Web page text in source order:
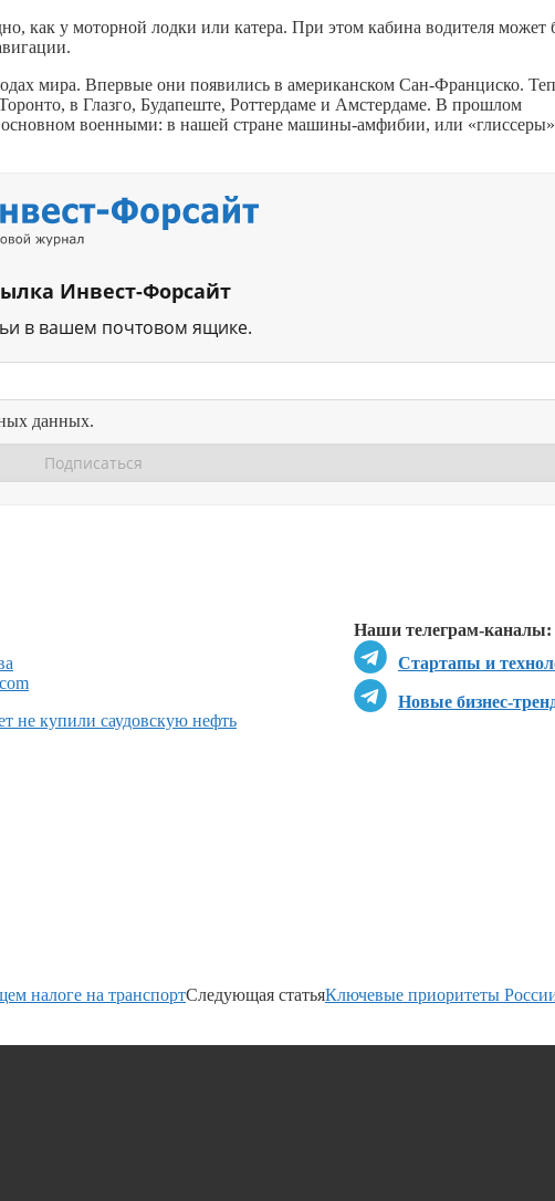
как у моторной лодки или катера. При этом кабина водителя может
мира. Впервые они появились в американском Сан-Франциско.
в Глазго, Будапеште, Роттердаме и Амстердаме. В прошлом
военными: в нашей стране машины-амфибии, или
Инвест-Форсайт
в вашем почтовом ящике.
данных.
Наши телеграм-каналы:
Стартапы и
Новые бизнес-
не купили саудовскую нефть
налоге на транспортСледующая статьяКлючевые приоритеты